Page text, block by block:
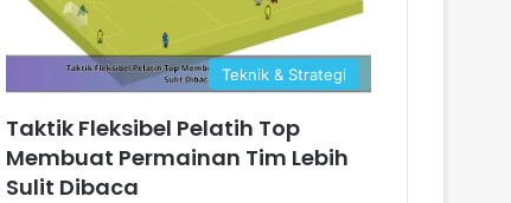
Teknik & Strategi
Taktik Fleksibel Pelatih Top
Membuat Permainan Tim Lebih
Sulit Dibaca